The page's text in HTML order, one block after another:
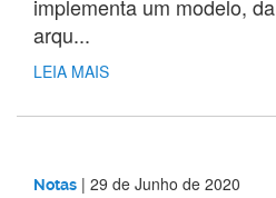
implementa um modelo, da
arqu...
LEIA MAIS
Notas | 29 de Junho de 2020